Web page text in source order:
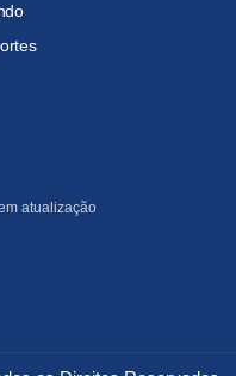
atualização